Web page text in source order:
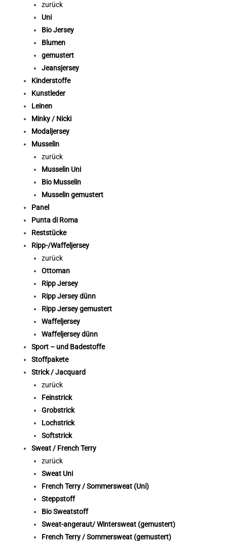
zurück
Uni
Bio Jersey
Blumen
gemustert
Jeansjersey
Kinderstoffe
Kunstleder
Leinen
Minky / Nicki
Modaljersey
Musselin
zurück
Musselin Uni
Bio Musselin
Musselin gemustert
Panel
Punta di Roma
Reststücke
Ripp-/Waffeljersey
zurück
Ottoman
Ripp Jersey
Ripp Jersey dünn
Ripp Jersey gemustert
Waffeljersey
Waffeljersey dünn
Sport – und Badestoffe
Stoffpakete
Strick / Jacquard
zurück
Feinstrick
Grobstrick
Lochstrick
Softstrick
Sweat / French Terry
zurück
Sweat Uni
French Terry / Sommersweat (Uni)
Steppstoff
Bio Sweatstoff
Sweat-angeraut/ Wintersweat (gemustert)
French Terry / Sommersweat (gemustert)